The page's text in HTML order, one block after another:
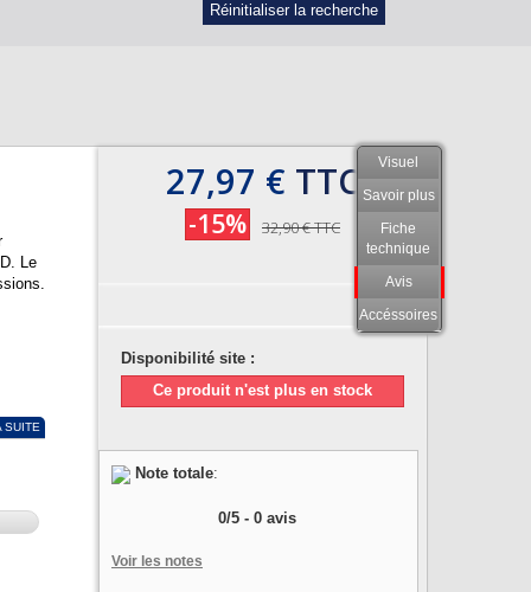
Réinitialiser la recherche
Visuel
Savoir plus
Fiche
technique
Avis
Accéssoires
Le
SUITE
27,97 € TTC
-15% 32,90 €TTC
Disponibilité site :
Ce produit n'est plus en stock
Note totale:
0/5 - 0 avis
Voir les notes